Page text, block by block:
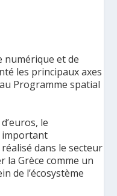
numérique et de
les principaux axes
Programme spatial
le
important
dans le secteur
la Grèce comme un
de l’écosystème